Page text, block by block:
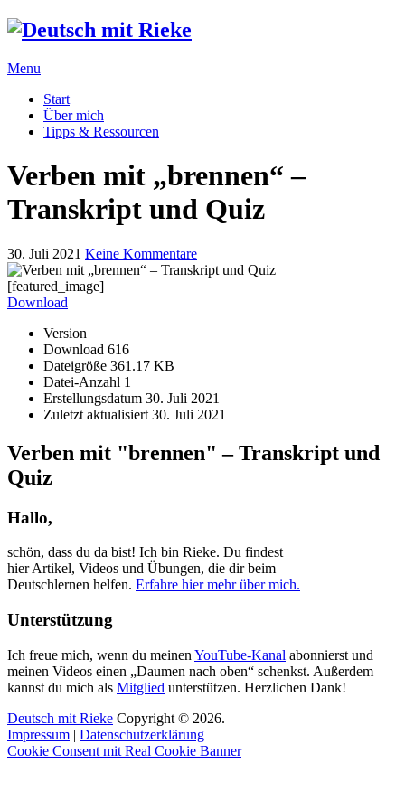
Menu
Start
Über mich
Tipps & Ressourcen
Verben mit „brennen“ –
Transkript und Quiz
30. Juli 2021 Keine Kommentare
[featured_image]
Download
Version
Download 616
Dateigröße 361.17 KB
Datei-Anzahl 1
Erstellungsdatum 30. Juli 2021
Zuletzt aktualisiert 30. Juli 2021
Verben mit "brennen" – Transkript und
Quiz
Hallo,
schön, dass du da bist! Ich bin Rieke. Du findest
hier Artikel, Videos und Übungen, die dir beim
Deutschlernen helfen. Erfahre hier mehr über mich.
Unterstützung
Ich freue mich, wenn du meinen YouTube-Kanal abonnierst und
meinen Videos einen „Daumen nach oben“ schenkst. Außerdem
kannst du mich als Mitglied unterstützen. Herzlichen Dank!
Deutsch mit Rieke Copyright © 2026.
Impressum | Datenschutzerklärung
Cookie Consent mit Real Cookie Banner